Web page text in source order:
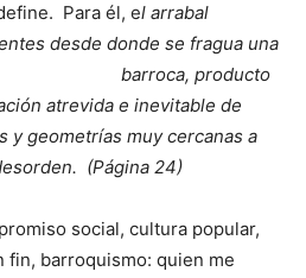
Para él, el arrabal
desde donde se fragua una
y barroca, producto
atrevida e inevitable de
muy cercanas a
(Página 24)
social, cultura popular,
fin, barroquismo: quien me